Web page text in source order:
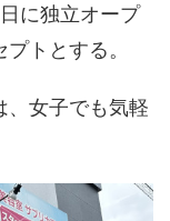
に独立オープ
トとする。
、女子でも気軽